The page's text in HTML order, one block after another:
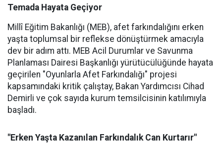
Temada Hayata Geçiyor
Millî Eğitim Bakanlığı (MEB), afet farkındalığını erken
yaşta toplumsal bir reflekse dönüştürmek amacıyla
dev bir adım attı. MEB Acil Durumlar ve Savunma
Planlaması Dairesi Başkanlığı yürütücülüğünde hayata
geçirilen "Oyunlarla Afet Farkındalığı" projesi
kapsamındaki kritik çalıştay, Bakan Yardımcısı Cihad
Demirli ve çok sayıda kurum temsilcisinin katılımıyla
başladı.
"Erken Yaşta Kazanılan Farkındalık Can Kurtarır"